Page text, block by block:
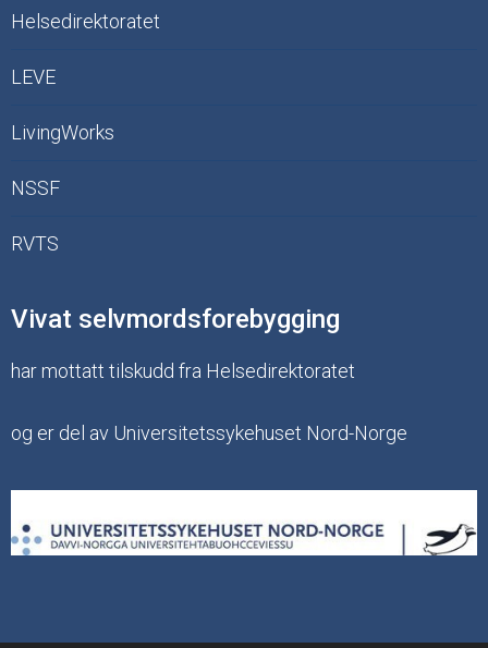
Helsedirektoratet
LEVE
LivingWorks
NSSF
RVTS
Vivat selvmordsforebygging
har mottatt tilskudd fra Helsedirektoratet
og er del av Universitetssykehuset Nord-Norge